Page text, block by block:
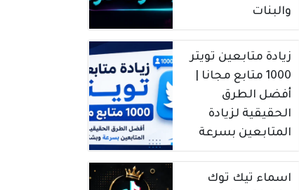
والبنات
زيادة متابعين تويتر
1000 متابع مجانا |
أفضل الطرق
الحقيقية لزيادة
المتابعين بسرعة
اسماء تيك توك